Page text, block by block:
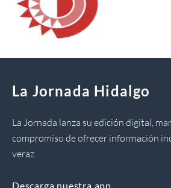
La Jornada Hidalgo
La Jornada lanza su edición digital,
compromiso de ofrecer información
veraz.
Descarga nuestra app